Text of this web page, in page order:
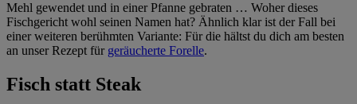
Mehl gewendet und in einer Pfanne gebraten … Woher dieses
Fischgericht wohl seinen Namen hat? Ähnlich klar ist der Fall bei
einer weiteren berühmten Variante: Für die hältst du dich am besten
an unser Rezept für geräucherte Forelle.
Fisch statt Steak